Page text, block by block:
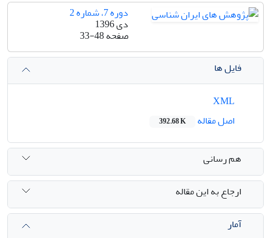
دوره 7، شماره 2
دی 1396
صفحه33-48
فایل ها
اصل مقاله
392.68 K
هم رسانی
ارجاع به این مقاله
آمار